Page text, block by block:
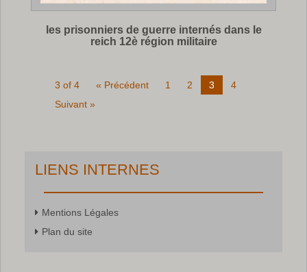
les prisonniers de guerre internés dans le
reich 12è région militaire
3 of 4 « Précédent 1 2 3
4
Suivant »
LIENS INTERNES
Mentions Légales
Plan du site